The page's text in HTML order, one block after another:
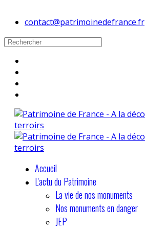
contact@patrimoinedefrance.fr
Accueil
L'actu du Patrimoine
La vie de nos monuments
Nos monuments en danger
JEP